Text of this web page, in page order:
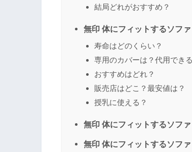
結局どれがおすすめ？
無印 体にフィットするソフ
寿命はどのくらい？
専用のカバーは？代用でき
おすすめはどれ？
販売店はどこ？最安値は？
授乳に使える？
無印 体にフィットするソフ
無印 体にフィットするソフ